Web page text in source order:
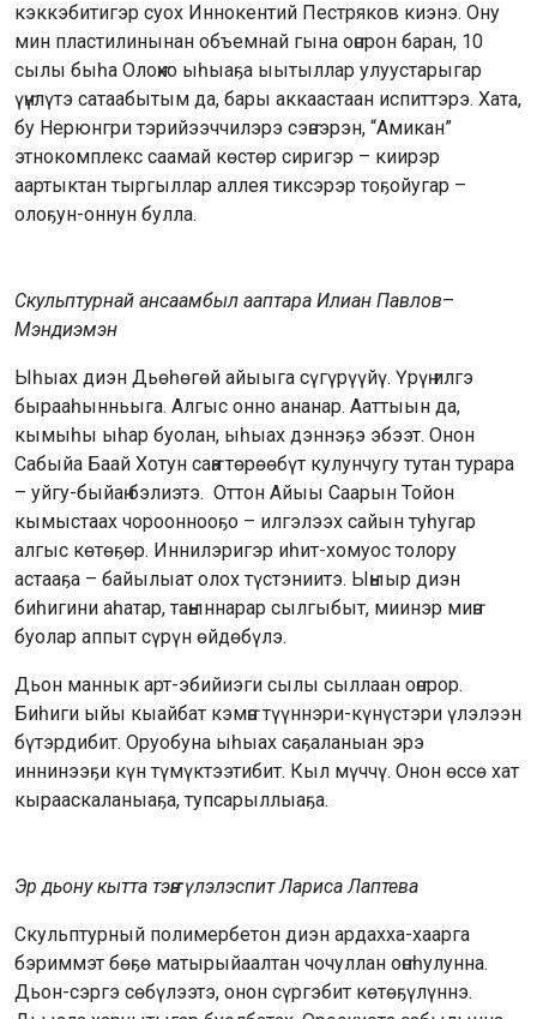
кэккэбитигэр суох Иннокентий Пестряков киэнэ. Ону
мин пластилинынан объемнай гына оҥорон баран, 10
сылы быһа Олоҥхо ыһыаҕа ыытыллар улуустарыгар
үҥүлүтэ сатаабытым да, бары аккаастаан испиттэрэ. Хата,
бу Нерюнгри тэрийээччилэрэ сэҥээрэн, “Амикан”
этнокомплекс саамай көстөр сиригэр – киирэр
аартыктан тыргыллар аллея тиксэрэр тоҕойугар –
олоҕун-оннун булла.
Скульптурнай ансаамбыл ааптара Илиан Павлов–
Мэндиэмэн
Ыһыах диэн Дьөһөгөй айыыга сүгүрүүйү. Үрүҥ илгэ
бырааһынньыга. Алгыс онно ананар. Ааттыын да,
кымыһы ыһар буолан, ыһыах дэннэҕэ эбээт. Онон
Сабыйа Баай Хотун саҥа төрөөбүт кулунчугу тутан турара
– уйгу-быйаҥ бэлиэтэ. Оттон Айыы Саарын Тойон
кымыстаах чорооннооҕо – илгэлээх сайын туһугар
алгыс көтөҕөр. Иннилэригэр иһит-хомуос толору
астааҕа – байылыат олох түстэниитэ. Ыҥыыр диэн
биһигини аһатар, таҥыннарар сылгыбыт, миинэр миҥэ
буолар аппыт сүрүн өйдөбүлэ.
Дьон маннык арт-эбийиэги сылы сыллаан оҥорор.
Биһиги ыйы кыайбат кэмҥэ түүннэри-күнүстэри үлэлээн
бүтэрдибит. Оруобуна ыһыах саҕаланыан эрэ
иннинээҕи күн түмүктээтибит. Кыл мүччү. Онон өссө хат
кырааскаланыаҕа, тупсарыллыаҕа.
Эр дьону кытта тэҥҥэ үлэлэспит Лариса Лаптева
Скульптурный полимербетон диэн ардахха-хаарга
бэриммэт бөҕө матырыйаалтан чочуллан оҥоһулунна.
Дьон-сэргэ сөбүлээтэ, онон сүргэбит көтөҕүлүннэ.